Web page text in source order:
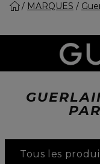
MARQUES
Tous les